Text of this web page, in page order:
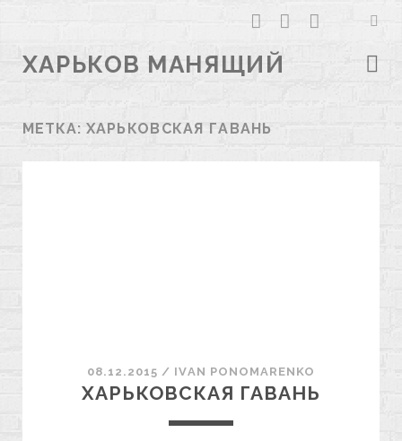
facebook
youtube
ХАРЬКОВ МАНЯЩИЙ
МЕТКА: ХАРЬКОВСКАЯ ГАВАНЬ
08.12.2015 / ІVAN PONOMARENKO
ХАРЬКОВСКАЯ ГАВАНЬ